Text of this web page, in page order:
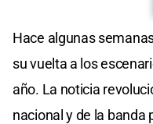
Hace algunas
su vuelta a los
año. La noticia
nacional y de la banda